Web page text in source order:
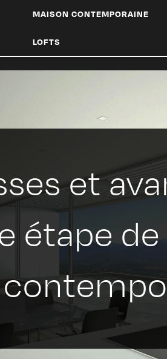
MAISON CONTEMPORAINE
LOFTS
et
étape